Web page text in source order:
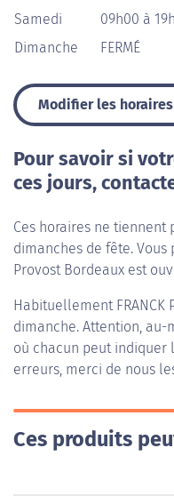
Samedi
09h00 à
Dimanche
FERMÉ
Modifier les horaires
Pour savoir si
ces jours,
Ces horaires ne tiennent
dimanches de fête. Vous
Provost Bordeaux est
Habituellement FRANCK
dimanche. Attention,
où chacun peut indiquer
erreurs, merci de nous
Ces produits